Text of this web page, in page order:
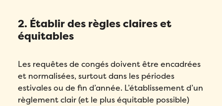
2. Établir des règles claires et
équitables
Les requêtes de congés doivent être encadrées
et normalisées, surtout dans les périodes
estivales ou de fin d’année. L’établissement d’un
règlement clair (et le plus équitable possible)